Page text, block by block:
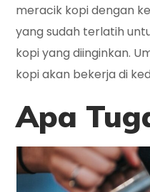
meracik kopi dengan
yang sudah terlatih
kopi yang diinginkan.
kopi akan bekerja di
Apa